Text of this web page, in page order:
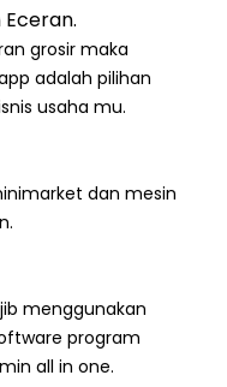
grosir maka
adalah pilihan
usaha mu.
dan mesin
menggunakan
program
all in one.